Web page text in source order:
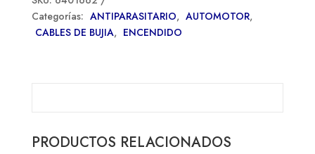
Categorías: ANTIPARASITARIO, AUTOMOTOR,
CABLES DE BUJIA, ENCENDIDO
PRODUCTOS RELACIONADOS